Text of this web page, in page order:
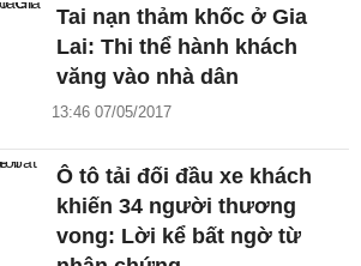
Tai nạn thảm khốc ở Gia
Lai: Thi thể hành khách
văng vào nhà dân
13:46 07/05/2017
Ô tô tải đối đầu xe khách
khiến 34 người thương
vong: Lời kể bất ngờ từ